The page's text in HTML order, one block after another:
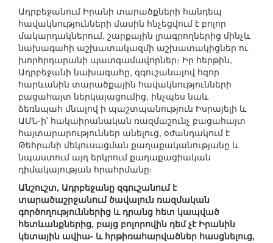
Ադրբեջանում Իրանի տարածքների հանդեպ
հավակնությունների մասին հնչեցվում է բոլոր
մակարդակներում. շարքային լրագրողներից մինչև
նախագահի աշխատակազմի աշխատակիցներ ու
խորհրդարանի պատգամավորներ։ Իր հերթին,
Ադրբեջանի նախագահը, զգուշանալով հզոր
հարևանին տարածքային հավակնությունների
բացահայտ ներկայացումից, ինչպես նաև
ձեռնպահ մնալով ի պաշտպանություն Իսրայելի և
ԱՄՆ-ի՝ հակաիրանական ռազմաշունչ բացահայտ
հայտարարություններ անելուց, օժանդակում է
Թեհրանի մեկուսացման քաղաքականությանը և
նպաստում այդ երկրում քաղաքացիական
դիմակայության հրահրմանը։
Անշուշտ, Ադրբեջանը զգուշանում է
տարածաշրջանում ծավալուն ռազմական
գործողություններից և դրանց հետ կապված
հետևանքներից, բայց բոլորովին դեմ չէ Իրանին
կետային ավիա- և հրթիռահարվածներ հասցնելուց,